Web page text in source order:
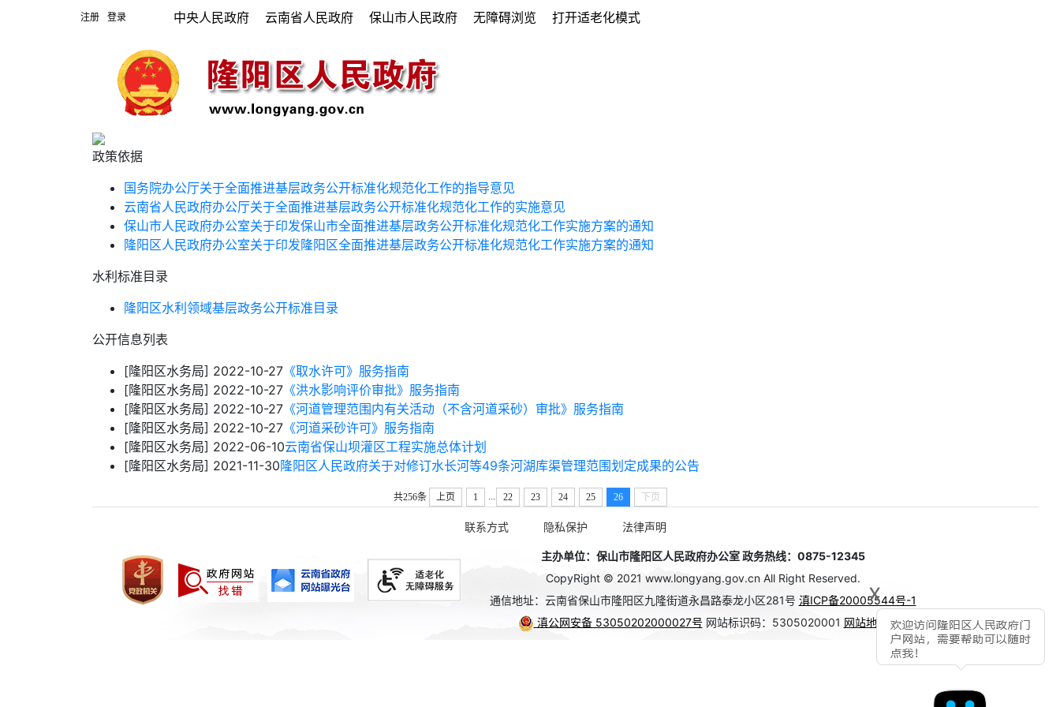
注册 登录
x
中央人民政府 云南省人民政府 保山市人民政府 无障碍浏览 打开适老化模式
政策依据
国务院办公厅关于全面推进基层政务公开标准化规范化工作的指导意见
云南省人民政府办公厅关于全面推进基层政务公开标准化规范化工作的实施意见
保山市人民政府办公室关于印发保山市全面推进基层政务公开标准化规范化工作实施方案的通知
隆阳区人民政府办公室关于印发隆阳区全面推进基层政务公开标准化规范化工作实施方案的通知
水利标准目录
隆阳区水利领域基层政务公开标准目录
公开信息列表
[隆阳区水务局] 2022-10-27 《取水许可》服务指南
[隆阳区水务局] 2022-10-27 《洪水影响评价审批》服务指南
[隆阳区水务局] 2022-10-27 《河道管理范围内有关活动（不含河道采砂）审批》服务指南
[隆阳区水务局] 2022-10-27 《河道采砂许可》服务指南
[隆阳区水务局] 2022-06-10云南省保山坝灌区工程实施总体计划
[隆阳区水务局] 2021-11-30隆阳区人民政府关于对修订水长河等49条河湖库渠管理范围划定成果的公告
共256条 上页 1 22 23 24 25 26 下页
联系方式 隐私保护 法律声明
主办单位：保山市隆阳区人民政府办公室 政务热线：0875-12345
CopyRight © 2021 www.longyang.gov.cn All Right Reserved.
通信地址：云南省保山市隆阳区九隆街道永昌路泰龙小区281号 滇ICP备20005544号-1
滇公网安备 53050202000027号 网站标识码：5305020001 网站地图